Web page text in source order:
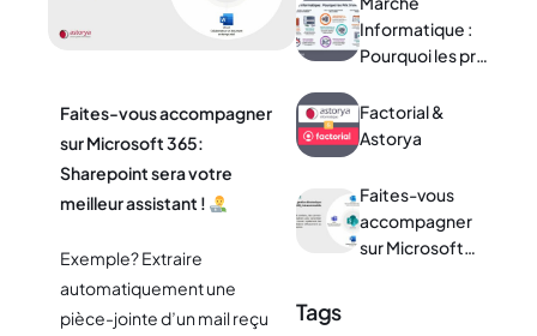
Faites-vous accompagner
sur Microsoft 365:
Sharepoint sera votre
meilleur assistant !
Exemple? Extraire
automatiquement une
pièce-jointe d’un mail reçu
Informatique :
Pourquoi les prix
Factorial &
Astorya
Faites-vous
accompagner
sur Microsoft
Tags